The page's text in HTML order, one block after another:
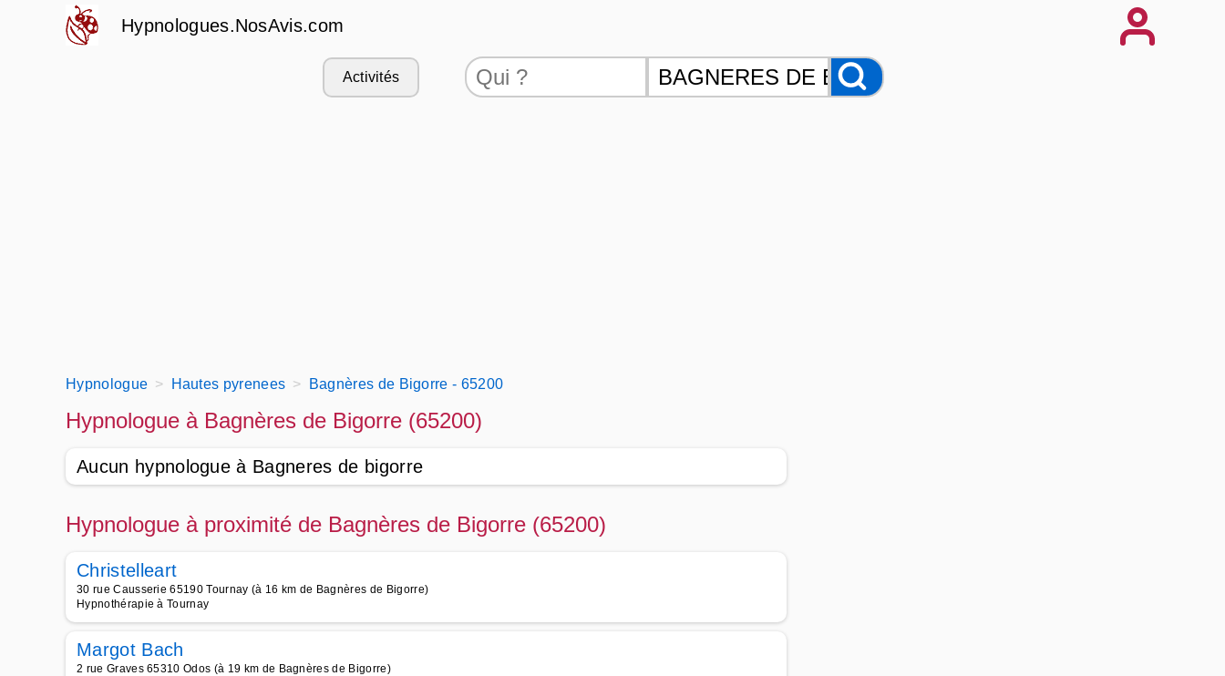
Hypnologues.NosAvis.com
Activités
Hypnologue Hautes pyrenees Bagnères de Bigorre - 65200
Hypnologue à Bagnères de Bigorre (65200)
Aucun hypnologue à Bagneres de bigorre
Hypnologue à proximité de Bagnères de Bigorre (65200)
Christelleart
30 rue Causserie 65190 Tournay (à 16 km de Bagnères de Bigorre)
Hypnothérapie à Tournay
Margot Bach
2 rue Graves 65310 Odos (à 19 km de Bagnères de Bigorre)